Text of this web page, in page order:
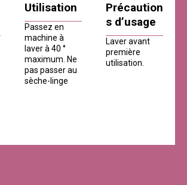
Utilisation
Passez en
machine à
laver à 40 °
maximum. Ne
pas passer au
sèche-linge
Précaution
s d’usage
Laver avant
première
utilisation.